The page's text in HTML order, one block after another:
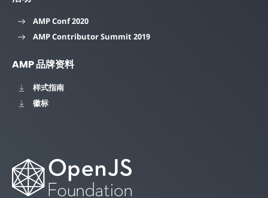
AMP Conf 2020
AMP Contributor Summit 2019
AMP 品牌资料
样式指南
徽标